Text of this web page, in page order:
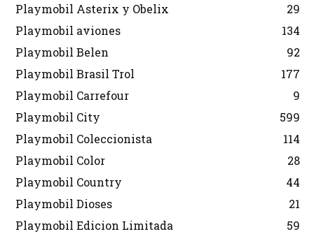
Playmobil Asterix y Obelix
29
Playmobil aviones
134
Playmobil Belen
92
Playmobil Brasil Trol
177
Playmobil Carrefour
9
Playmobil City
599
Playmobil Coleccionista
114
Playmobil Color
28
Playmobil Country
44
Playmobil Dioses
21
Playmobil Edicion Limitada
59